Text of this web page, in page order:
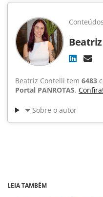
Beatriz Contelli tem 6483
Portal PANROTAS. Confira!
Sobre o autor
LEIA TAMBÉM